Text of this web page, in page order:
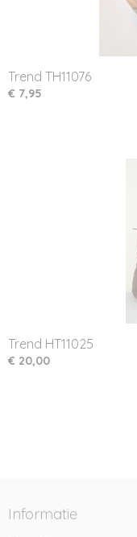
Trend TH11076
€ 7,95
Trend HT11025
€ 20,00
Informatie